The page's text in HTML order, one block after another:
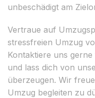
unbeschädigt am
Vertraue auf
stressfreien Umzug
Kontaktiere uns
und lass dich von
überzeugen. Wir
Umzug begleiten zu